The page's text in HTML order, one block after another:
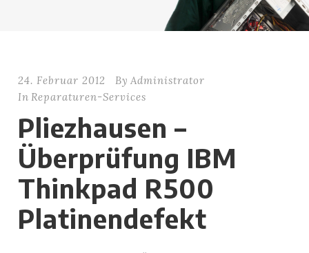
24. Februar 2012 By Administrator
In Reparaturen-Services
Pliezhausen –
Überprüfung IBM
Thinkpad R500
Platinendefekt